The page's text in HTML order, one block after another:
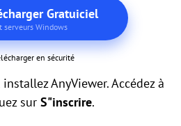
Gratuiciel
serveurs Windows
en sécurité
AnyViewer. Accédez à
sur S"inscrire.